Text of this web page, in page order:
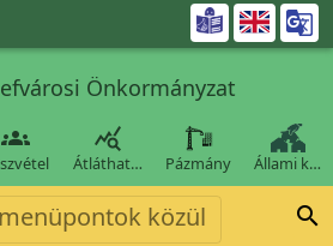

Önkormányzat
 
Átláthat… Pázmány Állami k…
közül 